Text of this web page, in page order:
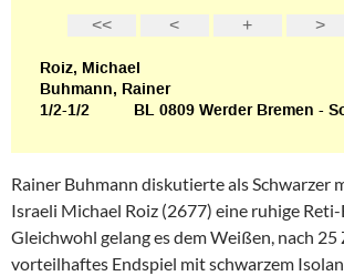
Rainer Buhmann diskutierte als Schwarzer
Israeli Michael Roiz (2677) eine ruhige
Gleichwohl gelang es dem Weißen, nach 25
vorteilhaftes Endspiel mit schwarzem